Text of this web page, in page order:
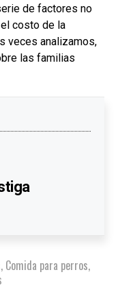
de factores no
costo de la
veces analizamos,
las familias
, Comida para perros,